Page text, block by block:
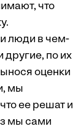
что
люди в чем-
другие, по их
оценки
мы
ее решат и
мы сами